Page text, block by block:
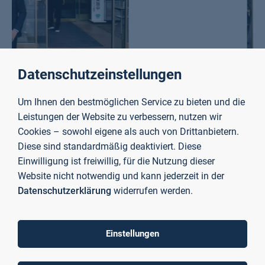
Doktorand Timm Sauer
Weltkongress für Regelungstechnik in Japan
Direkt nach der CoDIT ging es für Timm Sauer gemeinsam
mit Luca Spielmann, ebenfalls Doktorand im Labor für
International Federation of Automatic Control (IFAC) World
Congress 2023. Dieser fand vom 9. bis 14. Juli 2023 in
Datenschutzeinstellungen
Um Ihnen den bestmöglichen Service zu bieten und die
Leistungen der Website zu verbessern, nutzen wir
Cookies – sowohl eigene als auch von Drittanbietern.
Diese sind standardmäßig deaktiviert. Diese
Einwilligung ist freiwillig, für die Nutzung dieser
Website nicht notwendig und kann jederzeit in der
Datenschutzerklärung widerrufen werden.
Einstellungen